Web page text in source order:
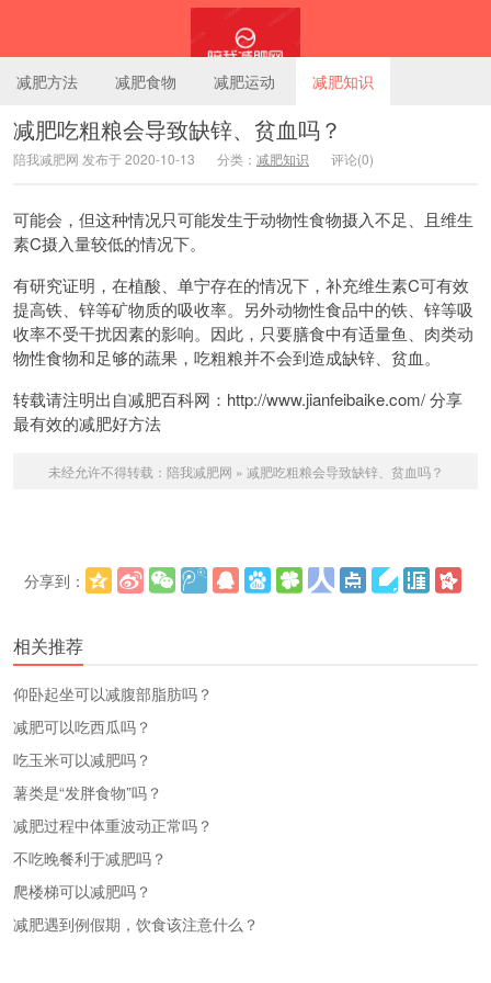
陪我减肥网
减肥方法 减肥食物 减肥运动 减肥知识
减肥吃粗粮会导致缺锌、贫血吗？
陪我减肥网 发布于 2020-10-13 分类： 减肥知识 评论(0)
可能会，但这种情况只可能发生于动物性食物摄入不足、且维生
素C摄入量较低的情况下。
有研究证明，在植酸、单宁存在的情况下，补充维生素C可有效
提高铁、锌等矿物质的吸收率。另外动物性食品中的铁、锌等吸
收率不受干扰因素的影响。因此，只要膳食中有适量鱼、肉类动
物性食物和足够的蔬果，吃粗粮并不会到造成缺锌、贫血。
转载请注明出自减肥百科网：http://www.jianfeibaike.com/ 分享
最有效的减肥好方法
未经允许不得转载： 陪我减肥网 » 减肥吃粗粮会导致缺锌、贫血吗？
分享到：
相关推荐
仰卧起坐可以减腹部脂肪吗？
减肥可以吃西瓜吗？
吃玉米可以减肥吗？
薯类是“发胖食物”吗？
减肥过程中体重波动正常吗？
不吃晚餐利于减肥吗？
爬楼梯可以减肥吗？
减肥遇到例假期，饮食该注意什么？